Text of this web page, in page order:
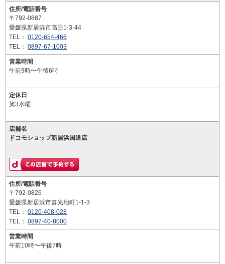
住所/電話番号
〒792-0887
愛媛県新居浜市高田1-3-44
TEL： 0120-654-466
TEL： 0897-67-1003
営業時間
午前9時〜午後6時
定休日
第3水曜
店舗名
ドコモショップ新居浜国道店
住所/電話番号
〒792-0826
愛媛県新居浜市喜光地町1-1-3
TEL： 0120-408-028
TEL： 0897-40-8000
営業時間
午前10時〜午後7時